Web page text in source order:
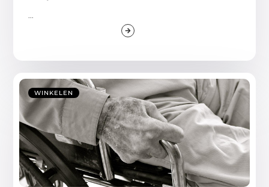
...
WINKELEN